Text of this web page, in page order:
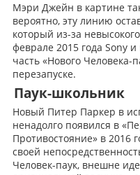
Мэри Джейн в картине
вероятно, эту линию
который из-за
феврале 2015 года Sony
часть «Нового
перезапуске.
Паук-школьник
Новый Питер Паркер в
ненадолго появился в
Противостояние» в 2016
своей
Человек-паук, внешне